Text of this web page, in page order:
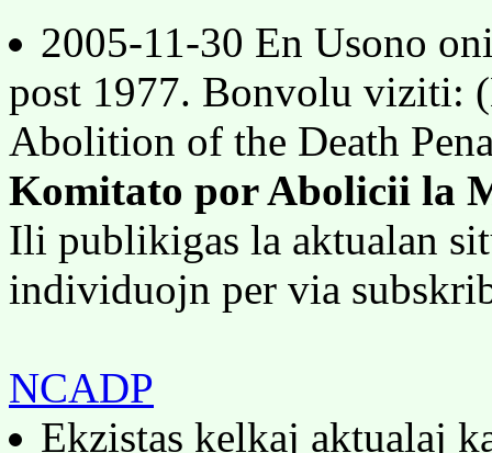
2005-11-30 En Usono
post 1977. Bonvolu viziti:
Abolition of the Death
Komitato por Abolicii la
Ili publikigas la aktualan
individuojn per via
NCADP
Ekzistas kelkaj aktualaj